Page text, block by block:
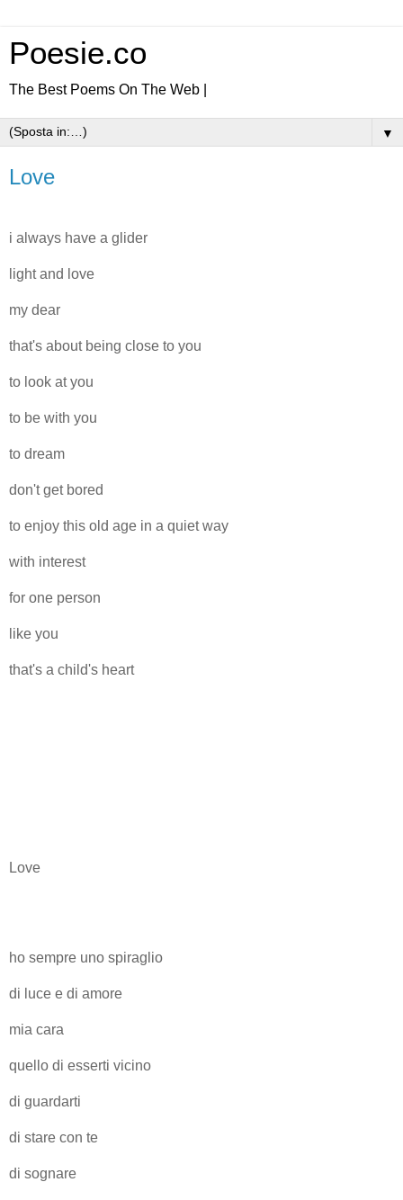
Poesie.co
The Best Poems On The Web |
▼
Love
i always have a glider
light and love
my dear
that's about being close to you
to look at you
to be with you
to dream
don't get bored
to enjoy this old age in a quiet way
with interest
for one person
like you
that's a child's heart
Love
ho sempre uno spiraglio
di luce e di amore
mia cara
quello di esserti vicino
di guardarti
di stare con te
di sognare